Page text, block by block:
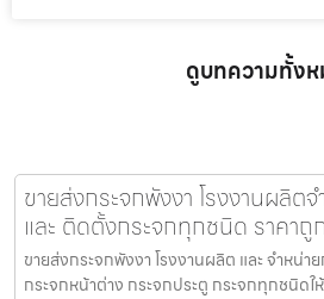
ดูบทความทั้ง
ขายส่งกระจกพังงา โรงงานผลิต
และ ติดตั้งกระจกทุกชนิด ราคาถูก
ขายส่งกระจกพังงา โรงงานผลิต และ จำหน่า
กระจกหน้าต่าง กระจกประตู กระจกทุกชนิดใ